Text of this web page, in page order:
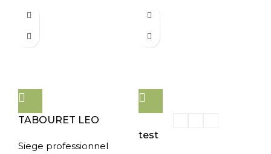
TABOURET LEO
Siege professionnel
test